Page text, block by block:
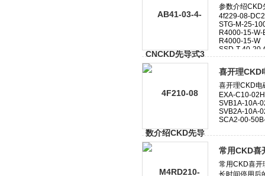
喜开理CKD
常用CKD喜